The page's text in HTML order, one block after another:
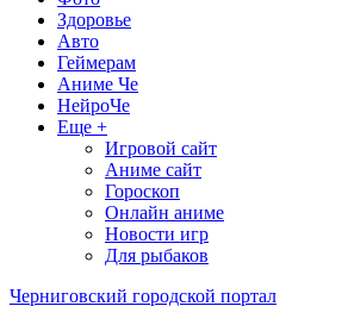
Здоровье
Авто
Геймерам
Аниме Че
НейроЧе
Еще +
Игровой сайт
Аниме сайт
Гороскоп
Онлайн аниме
Новости игр
Для рыбаков
Черниговский городской портал